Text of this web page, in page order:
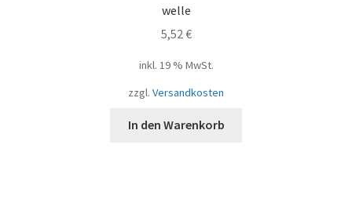
welle
5,52€
inkl. 19 % MwSt.
zzgl. Versandkosten
In den Warenkorb